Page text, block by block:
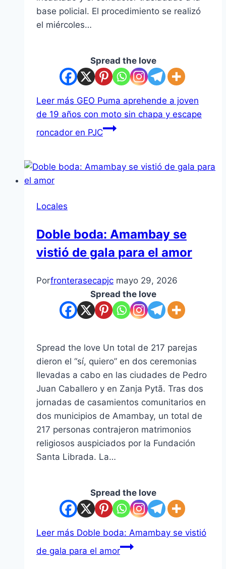
base policial. El procedimiento se realizó
el miércoles…
Spread the love
Leer más GEO Puma aprehende a joven
de 19 años con moto sin chapa y escape
roncador en PJC
Locales
Doble boda: Amambay se
vistió de gala para el amor
Porfronterasecapjc mayo 29, 2026
Spread the love
Spread the love Un total de 217 parejas
dieron el “sí, quiero” en dos ceremonias
llevadas a cabo en las ciudades de Pedro
Juan Caballero y en Zanja Pytã. Tras dos
jornadas de casamientos comunitarios en
dos municipios de Amambay, un total de
217 personas contrajeron matrimonios
religiosos auspiciados por la Fundación
Santa Librada. La…
Spread the love
Leer más Doble boda: Amambay se vistió
de gala para el amor